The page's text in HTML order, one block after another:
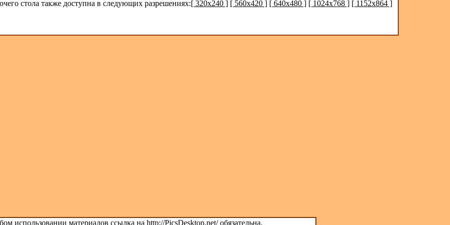
стола также доступна в следующих разрешениях:[ 320x240 ] [ 560x420 ] [ 640x480 ] [ 1024x768 ] [ 1152x864 ]
использовании материалов ссылка на http://PicsDesktop.net/ обязательна.